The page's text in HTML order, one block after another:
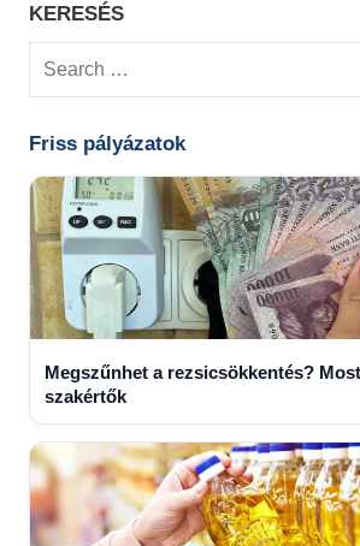
KERESÉS
Search
Friss pályázatok
Megszűnhet a rezsicsökkentés?
szakértők